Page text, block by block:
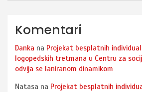
Komentari
Danka na Projekat besplatnih
logopedskih tretmana u Centru za
odvija se laniranom dinamikom
Natasa na Projekat besplatnih